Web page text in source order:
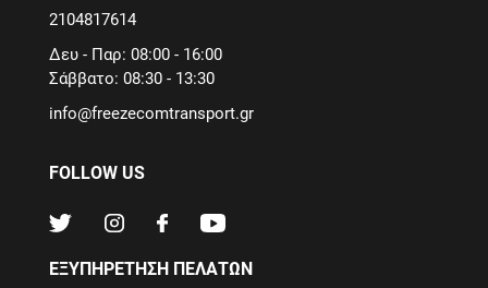
2104817614
Δευ - Παρ: 08:00 - 16:00
Σάββατο: 08:30 - 13:30
info@freezecomtransport.gr
FOLLOW US
ΕΞΥΠΗΡΕΤΗΣΗ ΠΕΛΑΤΩΝ